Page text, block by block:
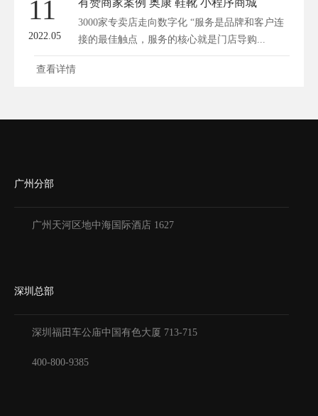
11
2022.05
有赞商家案例 奥康 鞋靴 小程序商城
3000家专卖店走向数字化 “服务是品牌和客户连
接的最佳触点，服务的核心就是门店导购...
查看详情
广州分部
广州天河区地中海国际酒店 1627
深圳总部
深圳福田车公庙中国有色大厦 713-715
400-800-9385